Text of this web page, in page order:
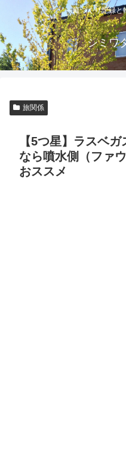
～庭づくり記録と
シミワ
旅関係
【5つ星】ラスベ
なら噴水側（ファ
おススメ